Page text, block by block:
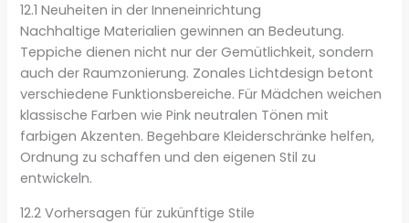
12.1 Neuheiten in der Inneneinrichtung
Nachhaltige Materialien gewinnen an Bedeutung.
Teppiche dienen nicht nur der Gemütlichkeit, sondern
auch der Raumzonierung. Zonales Lichtdesign betont
verschiedene Funktionsbereiche. Für Mädchen weichen
klassische Farben wie Pink neutralen Tönen mit
farbigen Akzenten. Begehbare Kleiderschränke helfen,
Ordnung zu schaffen und den eigenen Stil zu
entwickeln.
12.2 Vorhersagen für zukünftige Stile